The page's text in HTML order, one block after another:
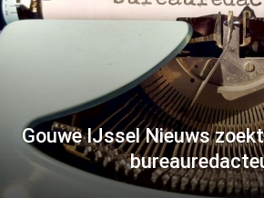
Gouwe IJssel Nieuws